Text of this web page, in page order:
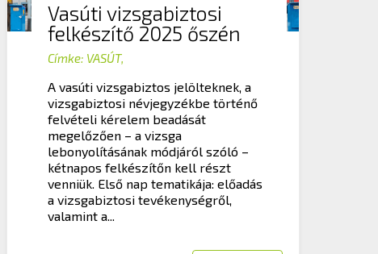
Vasúti vizsgabiztosi
felkészítő 2025 őszén
Címke: VASÚT,
A vasúti vizsgabiztos jelölteknek, a
vizsgabiztosi névjegyzékbe történő
felvételi kérelem beadását
megelőzően – a vizsga
lebonyolításának módjáról szóló –
kétnapos felkészítőn kell részt
venniük. Első nap tematikája: előadás
a vizsgabiztosi tevékenységről,
valamint a...